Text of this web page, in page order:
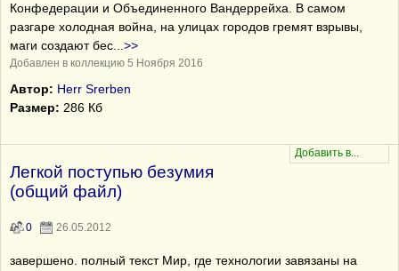
Конфедерации и Объединенного Вандеррейха. В самом
разгаре холодная война, на улицах городов гремят взрывы,
маги создают бес
>>
Добавлен в коллекцию 5 Ноября 2016
Автор: Herr Srerben
Размер: 286 Кб
Легкой поступью безумия
(общий файл)
0 26.05.2012
завершено. полный текст Мир, где технологии завязаны на